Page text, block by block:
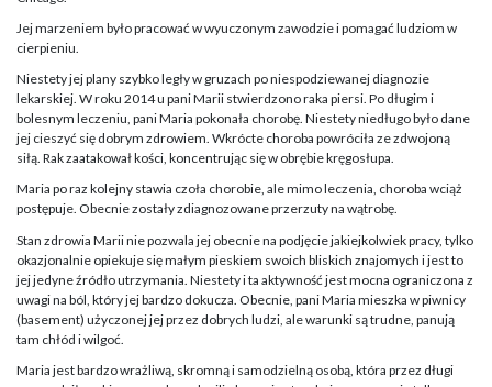
Jej marzeniem było pracować w wyuczonym zawodzie i pomagać ludziom w
cierpieniu.
Niestety jej plany szybko legły w gruzach po niespodziewanej diagnozie
lekarskiej. W roku 2014 u pani Marii stwierdzono raka piersi. Po długim i
bolesnym leczeniu, pani Maria pokonała chorobę. Niestety niedługo było dane
jej cieszyć się dobrym zdrowiem. Wkrócte choroba powróciła ze zdwojoną
siłą. Rak zaatakował kości, koncentrując się w obrębie kręgosłupa.
Maria po raz kolejny stawia czoła chorobie, ale mimo leczenia, choroba wciąż
postępuje. Obecnie zostały zdiagnozowane przerzuty na wątrobę.
Stan zdrowia Marii nie pozwala jej obecnie na podjęcie jakiejkolwiek pracy, tylko
okazjonalnie opiekuje się małym pieskiem swoich bliskich znajomych i jest to
jej jedyne źródło utrzymania. Niestety i ta aktywność jest mocna ograniczona z
uwagi na ból, który jej bardzo dokucza. Obecnie, pani Maria mieszka w piwnicy
(basement) użyczonej jej przez dobrych ludzi, ale warunki są trudne, panują
tam chłód i wilgoć.
Maria jest bardzo wrażliwą, skromną i samodzielną osobą, która przez długi